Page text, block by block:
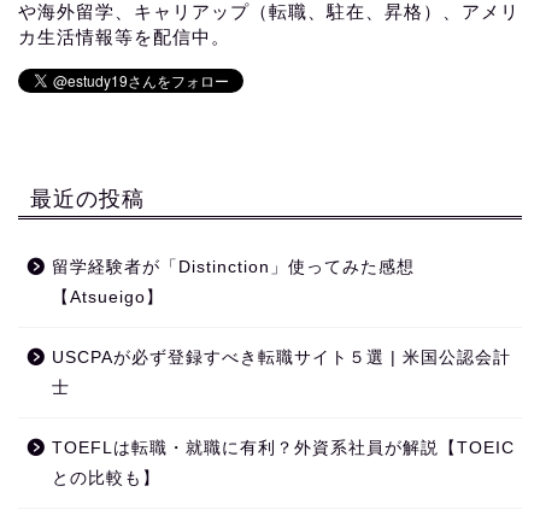
や海外留学、キャリアップ（転職、駐在、昇格）、アメリ
カ生活情報等を配信中。
最近の投稿
留学経験者が「Distinction」使ってみた感想
【Atsueigo】
USCPAが必ず登録すべき転職サイト５選 | 米国公認会計
士
TOEFLは転職・就職に有利？外資系社員が解説【TOEIC
との比較も】